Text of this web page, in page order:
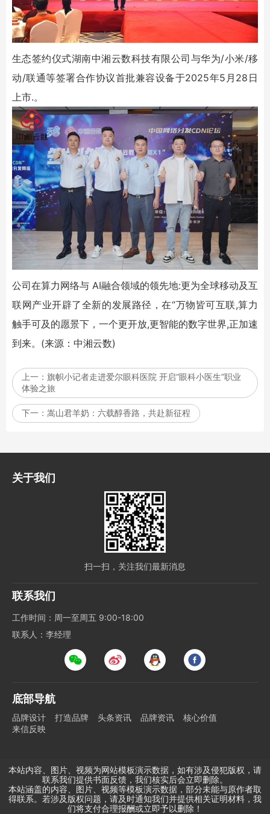
生态签约仪式湖南中湘云数科技有限公司与华为/小米/移
动/联通等签署合作协议首批兼容设备于2025年5月28日
上市.。
公司在算力网络与 AI融合领域的领先地:更为全球移动及互
联网产业开辟了全新的发展路径，在“万物皆可互联,算力
触手可及的愿景下，一个更开放,更智能的数字世界,正加速
到来。(来源：中湘云数)
上一： 旗帜小记者走进爱尔眼科医院 开启“眼科小医生”职业
体验之旅
下一： 嵩山君羊奶：六载醇香路，共赴新征程
关于我们
扫一扫，关注我们最新消息
联系我们
工作时间：周一至周五 9:00-18:00
联系人：李经理
底部导航
品牌设计 打造品牌 头条资讯 品牌资讯
核心价值
来信反映
本站内容、图片、视频为网站模板演示数据，如有涉及侵犯版权，请
联系我们提供书面反馈，我们核实后会立即删除。
本站涵盖的内容、图片、视频等模板演示数据，部分未能与原作者取
得联系。若涉及版权问题，请及时通知我们并提供相关证明材料，我
们将支付合理报酬或立即予以删除！